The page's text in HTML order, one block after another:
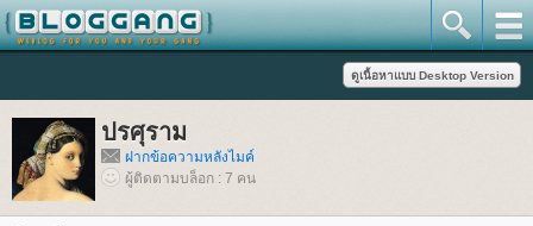
ปรศุราม
ฝากข้อความหลังไมค์
ผู้ติดตามบล็อก : 7 คน